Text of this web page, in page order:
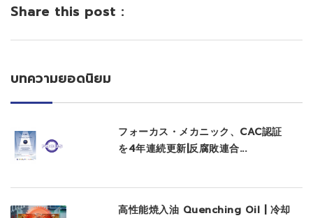
Share this post :
บทความยอดนิยม
フォーカス・メカニック、CAC認証
を4年連続更新|反腐敗連合...
高性能焼入油 Quenching Oil | 冷却